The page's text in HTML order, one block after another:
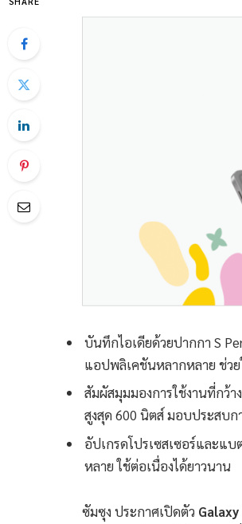
บันทึกไอเดียด้วยปากกา S
แอปพลิเคชันหลากหลาย ช่วย
สัมผัสมุมมองการใช้งานที่กว้
สูงสุด 600 นิตส์ มอบประสบก
อัปเกรดโปรเซสเซอร์และแบ
หลาย ใช้ต่อเนื่องได้ยาวนาน
ซัมซุง ประกาศเปิดตัว